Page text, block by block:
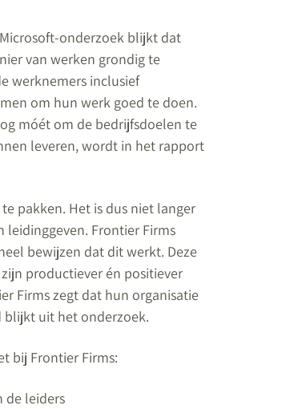
onderzoek blijkt dat
van werken grondig te
werknemers inclusief
om hun werk goed te doen.
móét om de bedrijfsdoelen te
leveren, wordt in het rapport
pakken. Het is dus niet langer
leidinggeven. Frontier Firms
bewijzen dat dit werkt. Deze
productiever én positiever
Firms zegt dat hun organisatie
blijkt uit het onderzoek.
bij Frontier Firms:
de leiders